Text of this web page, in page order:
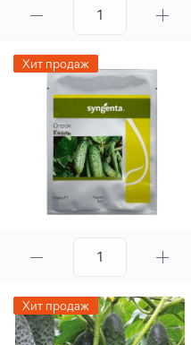
Хит продаж
Хит продаж